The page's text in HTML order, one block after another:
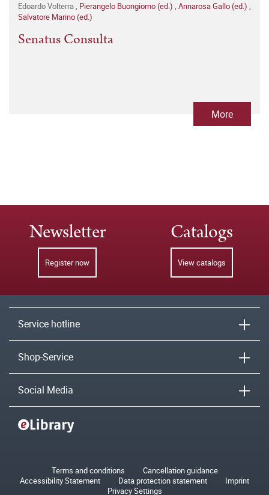
Edoardo Volterra, Pierangelo Buongiorno (ed.) , Annarosa Gallo (ed.) ,
Salvatore Marino (ed.)
Senatus Consulta
More
Newsletter
Register now
Catalogs
View catalogs
Service hotline
Shop-Service
Social Media
Terms and conditions
Cancellation guidance
Accessibility Statement
Data protection statement
Imprint
Privacy Settings